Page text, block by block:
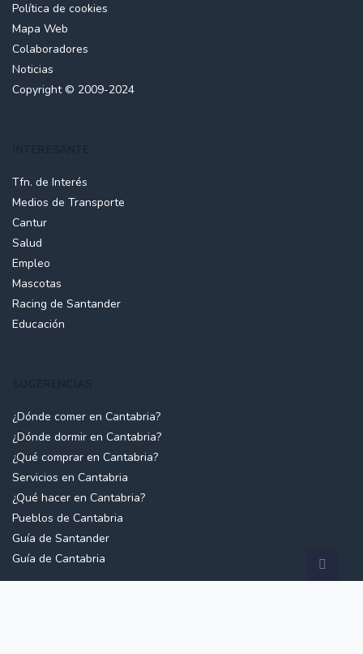
Política de cookies
Mapa Web
Colaboradores
Noticias
Copyright © 2009-2024
Tfn. de Interés
Medios de Transporte
Cantur
Salud
Empleo
Mascotas
Racing de Santander
Educación
¿Dónde comer en Cantabria?
¿Dónde dormir en Cantabria?
¿Qué comprar en Cantabria?
Servicios en Cantabria
¿Qué hacer en Cantabria?
Pueblos de Cantabria
Guía de Santander
Guía de Cantabria